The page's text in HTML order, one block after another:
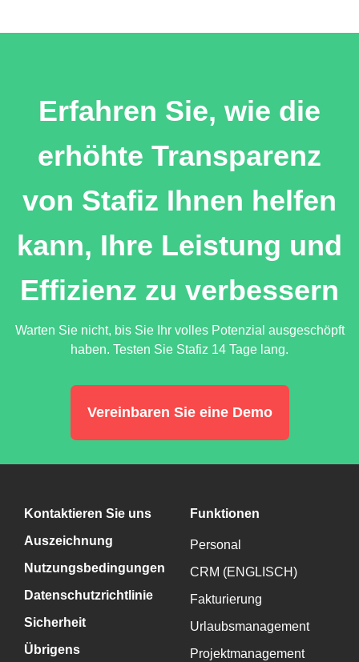
Erfahren Sie, wie die
erhöhte Transparenz
von Stafiz Ihnen helfen
kann, Ihre Leistung und
Effizienz zu verbessern
Warten Sie nicht, bis Sie Ihr volles Potenzial ausgeschöpft
haben. Testen Sie Stafiz 14 Tage lang.
Vereinbaren Sie eine Demo
Kontaktieren Sie uns
Auszeichnung
Nutzungsbedingungen
Datenschutzrichtlinie
Sicherheit
Übrigens
Funktionen
Personal
CRM (ENGLISCH)
Fakturierung
Urlaubsmanagement
Projektmanagement